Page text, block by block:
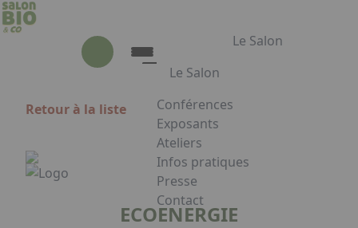
Aller au contenu principal
Le Salon
Le Salon
Le Salon
Présentation du Salon
Animations
Les Partenaires
Conférences
Exposants
Ateliers
Infos pratiques
Presse
Contact
Appuyez sur Entrée pour ouvrir
Retour à la liste
ECOENERGIE
Panneau de gestion des cookies